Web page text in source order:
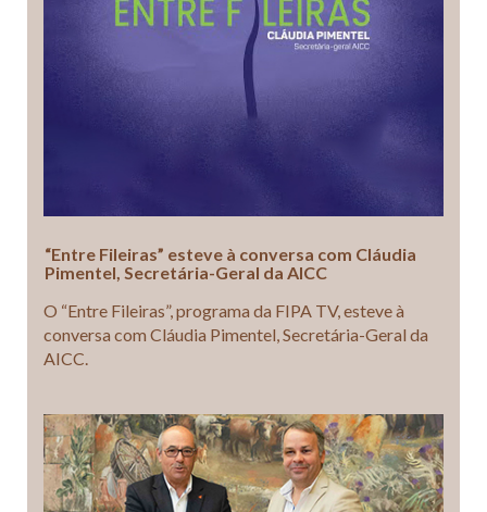
“Entre Fileiras” esteve à conversa com Cláudia
Pimentel, Secretária-Geral da AICC
O “Entre Fileiras”, programa da FIPA TV, esteve à
conversa com Cláudia Pimentel, Secretária-Geral da
AICC.